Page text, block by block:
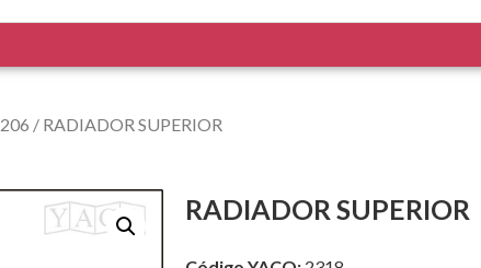
206 / RADIADOR SUPERIOR
RADIADOR SUPERIOR